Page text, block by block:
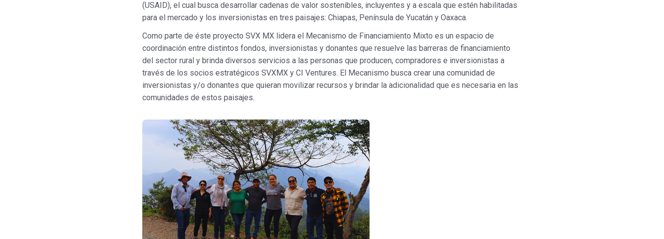
(USAID), el cual busca desarrollar cadenas de valor sostenibles, incluyentes y a escala que estén habilitadas
para el mercado y los inversionistas en tres paisajes: Chiapas, Península de Yucatán y Oaxaca.
Como parte de éste proyecto SVX MX lidera el Mecanismo de Financiamiento Mixto es un espacio de
coordinación entre distintos fondos, inversionistas y donantes que resuelve las barreras de financiamiento
del sector rural y brinda diversos servicios a las personas que producen, compradores e inversionistas a
través de los socios estratégicos SVXMX y CI Ventures. El Mecanismo busca crear una comunidad de
inversionistas y/o donantes que quieran movilizar recursos y brindar la adicionalidad que es necesaria en las
comunidades de estos paisajes.